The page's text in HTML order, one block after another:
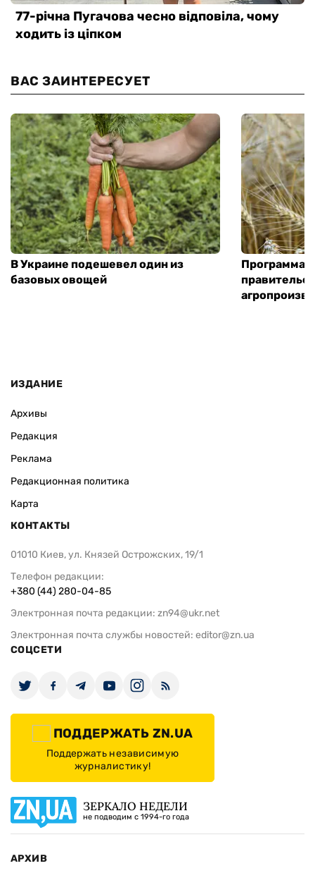
ВАС ЗАИНТЕРЕСУЕТ
В Украине подешевел один из
базовых овощей
Программа
ИЗДАНИЕ
Архивы
Редакция
Реклама
Редакционная политика
Карта
КОНТАКТЫ
01010 Киев, ул. Князей Острожских, 19/1
Телефон редакции:
+380 (44) 280-04-85
Электронная почта редакции: zn94@ukr.net
Электронная почта службы новостей: editor@zn.ua
СОЦСЕТИ
ПОДДЕРЖАТЬ ZN.UA
Поддержать независимую
журналистику!
ЗЕРКАЛО НЕДЕЛИ
не подводим с 1994-го года
АРХИВ